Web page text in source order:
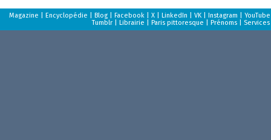
Magazine |Encyclopédie |Blog |Facebook |X |LinkedIn |VK |Instagram |YouTube
Tumblr |Librairie |Paris pittoresque |Prénoms Services